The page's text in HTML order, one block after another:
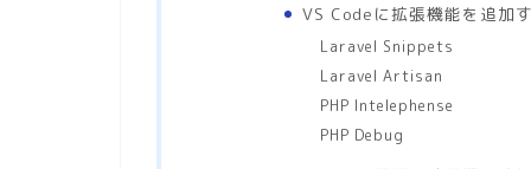
VS Codeに拡張機能を追加
Laravel Snippets
Laravel Artisan
PHP Intelephense
PHP Debug